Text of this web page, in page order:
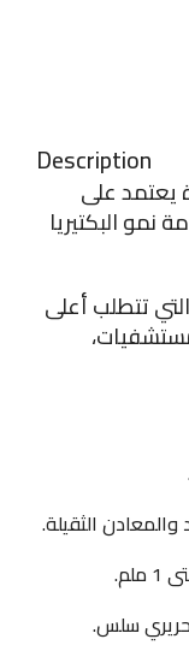
Description
يعتمد على
البكتيريا
تتطلب أعلى
الثقيلة.
حريري سلس.